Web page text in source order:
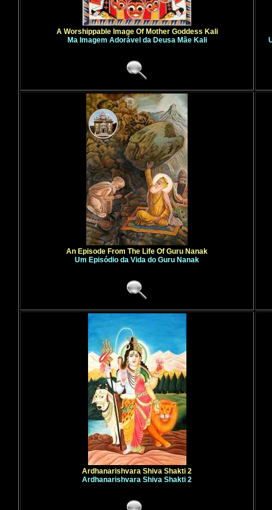
A Worshippable Image Of Mother Goddess Kali
Ma Imagem Adorável da Deusa Mãe Kali
An Episode From The Life Of Guru Nanak
Um Episódio da Vida do Guru Nanak
Ardhanarishvara Shiva Shakti 2
Ardhanarishvara Shiva Shakti 2